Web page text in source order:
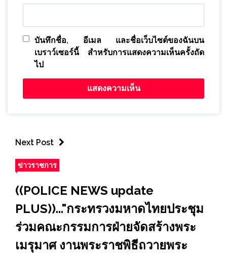
บันทึกชื่อ, อีเมล และชื่อเว็บไซต์ของฉันบน
เบราว์เซอร์นี้ สำหรับการแสดงความเห็นครั้งถัด
ไป
Next Post
ข่าวราชการ
((POLICE NEWS update
PLUS))..."กระทรวงมหาดไทยประชุม
ร่วมคณะกรรมการฝ่ายจัดสร้างพระ
เมรุมาศ งานพระราชพิธีถวายพระ